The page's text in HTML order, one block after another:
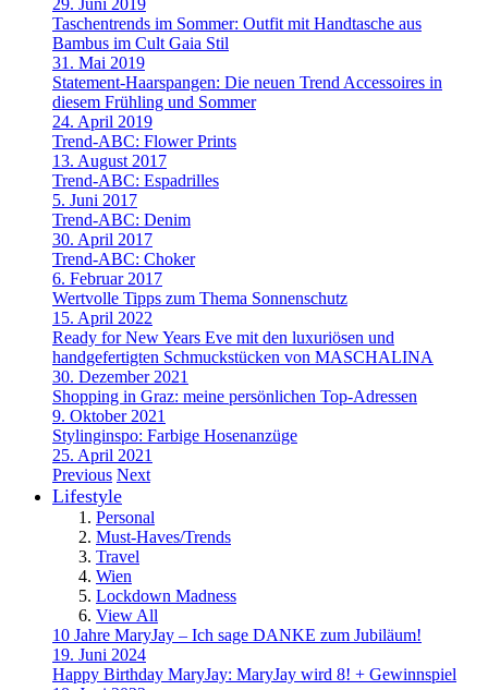
29. Juni 2019
Taschentrends im Sommer: Outfit mit Handtasche aus
Bambus im Cult Gaia Stil
31. Mai 2019
Statement-Haarspangen: Die neuen Trend Accessoires in
diesem Frühling und Sommer
24. April 2019
Trend-ABC: Flower Prints
13. August 2017
Trend-ABC: Espadrilles
5. Juni 2017
Trend-ABC: Denim
30. April 2017
Trend-ABC: Choker
6. Februar 2017
Wertvolle Tipps zum Thema Sonnenschutz
15. April 2022
Ready for New Years Eve mit den luxuriösen und
handgefertigten Schmuckstücken von MASCHALINA
30. Dezember 2021
Shopping in Graz: meine persönlichen Top-Adressen
9. Oktober 2021
Stylinginspo: Farbige Hosenanzüge
25. April 2021
Previous Next
Lifestyle
Personal
Must-Haves/Trends
Travel
Wien
Lockdown Madness
View All
10 Jahre MaryJay – Ich sage DANKE zum Jubiläum!
19. Juni 2024
Happy Birthday MaryJay: MaryJay wird 8! + Gewinnspiel